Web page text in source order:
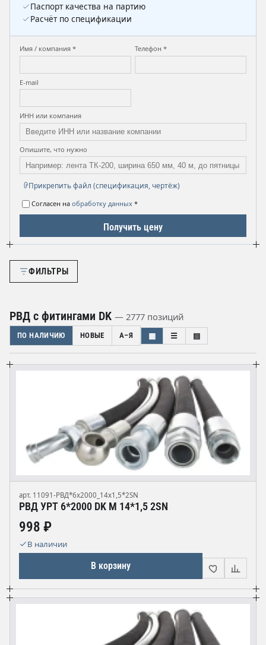
Паспорт качества на партию
Расчёт по спецификации
Имя / компания * Телефон *
E-mail
ИНН или компания
Опишите, что нужно
Прикрепить файл (спецификация, чертёж)
Согласен на обработку данных *
Получить цену
ФИЛЬТРЫ
РВД с фитингами DK — 2777 позиций
ПО НАЛИЧИЮ НОВЫЕ А–Я ▦ ☰ ▤
арт. 11091-РВД*6х2000_14х1,5*2SN
РВД УРТ 6*2000 DK М 14*1,5 2SN
998 ₽
В наличии
В корзину